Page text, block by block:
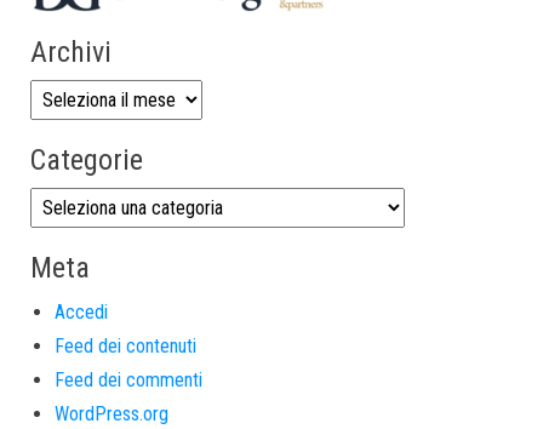
Archivi
Categorie
Meta
Accedi
Feed dei contenuti
Feed dei commenti
WordPress.org